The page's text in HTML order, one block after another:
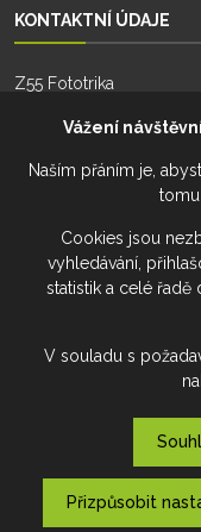
KONTAKTNÍ ÚDAJE
Z55 Fototrika
+420 777 274
Telefon:+420 777 228
Email:fototrika@z55.cz
Vážení
Naším přáním je,
Cookies jsou
vyhledávání,
statistik a celé řadě
V souladu s
Přizpůsobit